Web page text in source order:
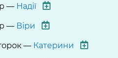
— Надії
— Віри
— Катерини